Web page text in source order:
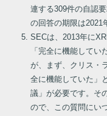
連する309件の自認
の回答の期限は2021
SECは、2013年に
「完全に機能して
が、まず、クリス・
全に機能していた」
議」が必要です。そ
ので、この質問にい